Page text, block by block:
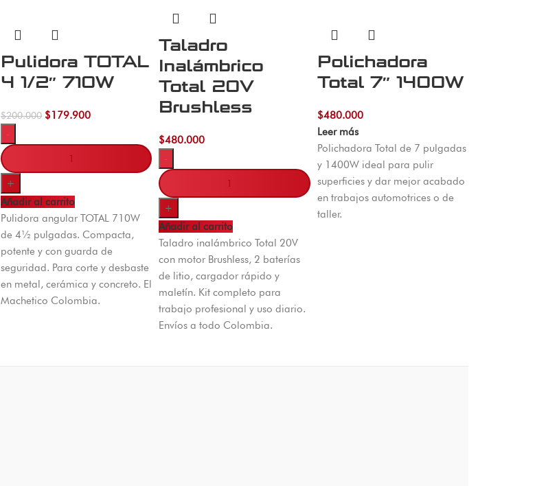
Pulidora TOTAL
4 1/2″ 710W
$200.000 $179.900
-
+
Añadir al carrito
Pulidora angular TOTAL 710W
de 4½ pulgadas. Compacta,
potente y con guarda de
seguridad. Para corte y desbaste
en metal, cerámica y concreto. El
Machetico Colombia.
Taladro
Inalámbrico
Total 20V
Brushless
$480.000
-
+
Añadir al carrito
Taladro inalámbrico Total 20V
con motor Brushless, 2 baterías
de litio, cargador rápido y
maletín. Kit completo para
trabajo profesional y uso diario.
Envíos a todo Colombia.
Polichadora
Total 7″ 1400W
$480.000
Leer más
Polichadora Total de 7 pulgadas
y 1400W ideal para pulir
superficies y dar mejor acabado
en trabajos automotrices o de
taller.